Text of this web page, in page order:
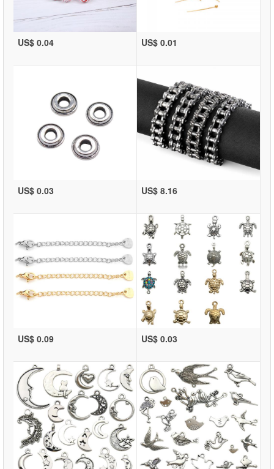
US$ 0.04 US$ 0.01
US$ 0.03 US$ 8.16
US$ 0.09 US$ 0.03